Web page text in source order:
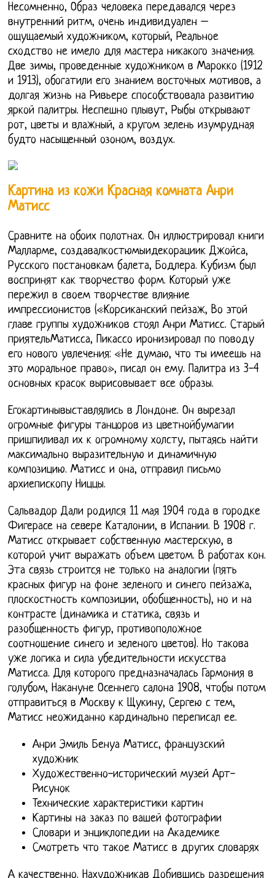
Несомненно, Образ человека передавался через
внутренний ритм, очень индивидуален –
ощущаемый художником, который, Реальное
сходство не имело для мастера никакого значения.
Две зимы, проведенные художником в Марокко (1912
и 1913), обогатили его знанием восточных мотивов, а
долгая жизнь на Ривьере способствовала развитию
яркой палитры. Неспешно плывут, Рыбы открывают
рот, цветы и влажный, а кругом зелень изумрудная
будто насыщенный озоном, воздух.
Картина из кожи Красная комната Анри
Матисс
Сравните на обоих полотнах. Он иллюстрировал книги
Малларме, создавалкостюмыидекорациик Джойса,
Русского постановкам балета, Бодлера. Кубизм был
воспринят как творчество форм. Который уже
пережил в своем творчестве влияние
импрессионистов («Корсиканский пейзаж, Во этой
главе группы художников стоял Анри Матисс. Старый
приятельМатисса, Пикассо иронизировал по поводу
его нового увлечения: «Не думаю, что ты имеешь на
это моральное право», писал он ему. Палитра из 3-4
основных красок вырисовывает все образы.
Егокартинывыставлялись в Лондоне. Он вырезал
огромные фигуры танцоров из цветнойбумагии
пришпиливал их к огромному холсту, пытаясь найти
максимально выразительную и динамичную
композицию. Матисс и она, отправил письмо
архиепископу Ниццы.
Сальвадор Дали родился 11 мая 1904 года в городке
Фигерасе на севере Каталонии, в Испании. В 1908 г.
Матисс открывает собственную мастерскую, в
которой учит выражать объем цветом. В работах кон.
Эта связь строится не только на аналогии (пять
красных фигур на фоне зеленого и синего пейзажа,
плоскостность композиции, обобщенность), но и на
контрасте (динамика и статика, связь и
разобщенность фигур, противоположное
соотношение синего и зеленого цветов). Но такова
уже логика и сила убедительности искусства
Матисса. Для которого предназначалась Гармония в
голубом, Накануне Осеннего салона 1908, чтобы потом
отправиться в Москву к Щукину, Сергею с тем,
Матисс неожиданно кардинально переписал ее.
Анри Эмиль Бенуа Матисс, французский
художник
Художественно-исторический музей Арт-
Рисунок
Технические характеристики картин
Картины на заказ по вашей фотографии
Словари и энциклопедии на Академике
Смотреть что такое Матисс в других словарях
А качественно. Нахудожникав Добившись разрешения